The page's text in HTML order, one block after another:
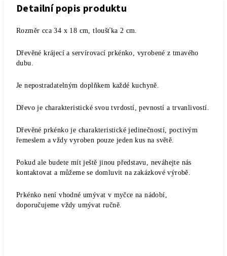
Detailní popis produktu
Rozměr cca 34 x 18 cm, tloušťka 2 cm.
Dřevěné krájecí a servírovací prkénko, vyrobené z tmavého
dubu.
Je nepostradatelným doplňkem každé kuchyně.
Dřevo je charakteristické svou tvrdostí, pevností a trvanlivostí.
Dřevěné prkénko je charakteristické jedinečností, poctivým
řemeslem a vždy vyroben pouze jeden kus na světě.
Pokud ale budete mít ještě jinou představu, neváhejte nás
kontaktovat a můžeme se domluvit na zakázkové výrobě.
Prkénko není vhodné umývat v myčce na nádobí,
doporučujeme vždy umývat ručně.